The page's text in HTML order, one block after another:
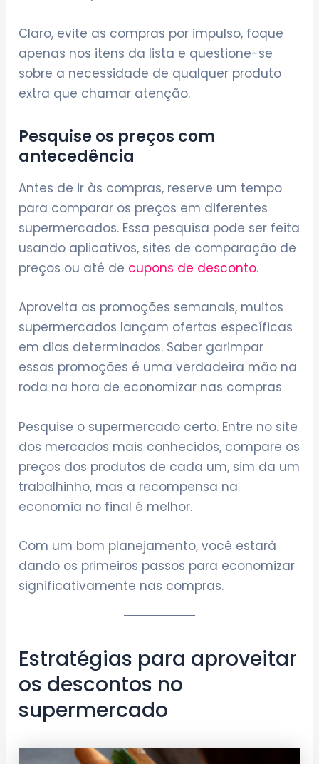
Claro, evite as compras por impulso, foque
apenas nos itens da lista e questione-se
sobre a necessidade de qualquer produto
extra que chamar atenção.
Pesquise os preços com
antecedência
Antes de ir às compras, reserve um tempo
para comparar os preços em diferentes
supermercados. Essa pesquisa pode ser feita
usando aplicativos, sites de comparação de
preços ou até de cupons de desconto.
Aproveita as promoções semanais, muitos
supermercados lançam ofertas específicas
em dias determinados. Saber garimpar
essas promoções é uma verdadeira mão na
roda na hora de economizar nas compras
Pesquise o supermercado certo. Entre no site
dos mercados mais conhecidos, compare os
preços dos produtos de cada um, sim da um
trabalhinho, mas a recompensa na
economia no final é melhor.
Com um bom planejamento, você estará
dando os primeiros passos para economizar
significativamente nas compras.
Estratégias para aproveitar
os descontos no
supermercado